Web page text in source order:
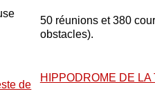
50 réunions et 380
obstacles).
HIPPODROME DE LA